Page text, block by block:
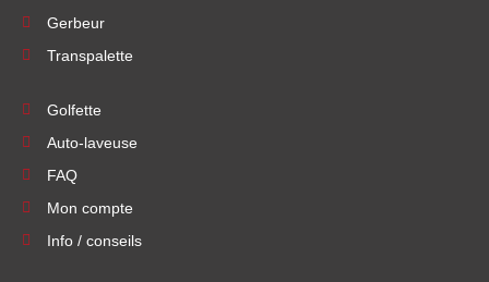
Gerbeur
Transpalette
Golfette
Auto-laveuse
FAQ
Mon compte
Info / conseils